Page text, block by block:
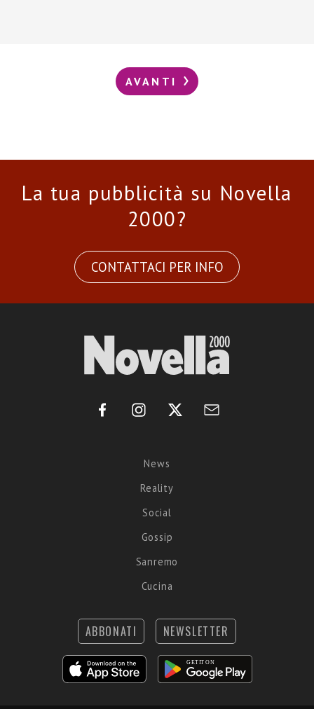
AVANTI
La tua pubblicità su Novella
2000?
CONTATTACI PER INFO
News
Reality
Social
Gossip
Sanremo
Cucina
ABBONATI NEWSLETTER